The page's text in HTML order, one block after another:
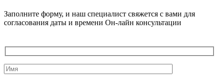
Заполните форму, и наш специалист свяжется с вами для
согласования даты и времени Он-лайн консультации
Служебные
поля
формы